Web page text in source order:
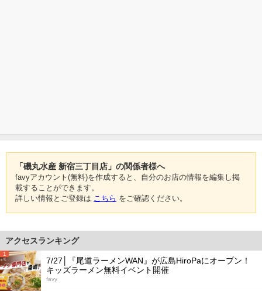
「磯丸水産 新宿三丁目店」の関係者様へ
favyアカウント(無料)を作成すると、自分のお店の情報を編集し掲
載することができます。
詳しい情報とご登録は こちら をご確認ください。
アクセスランキング
1
7/27│『尾道ラーメンWAN』が広島HiroPaにオープン！
キッズラーメン無料イベント開催
favy